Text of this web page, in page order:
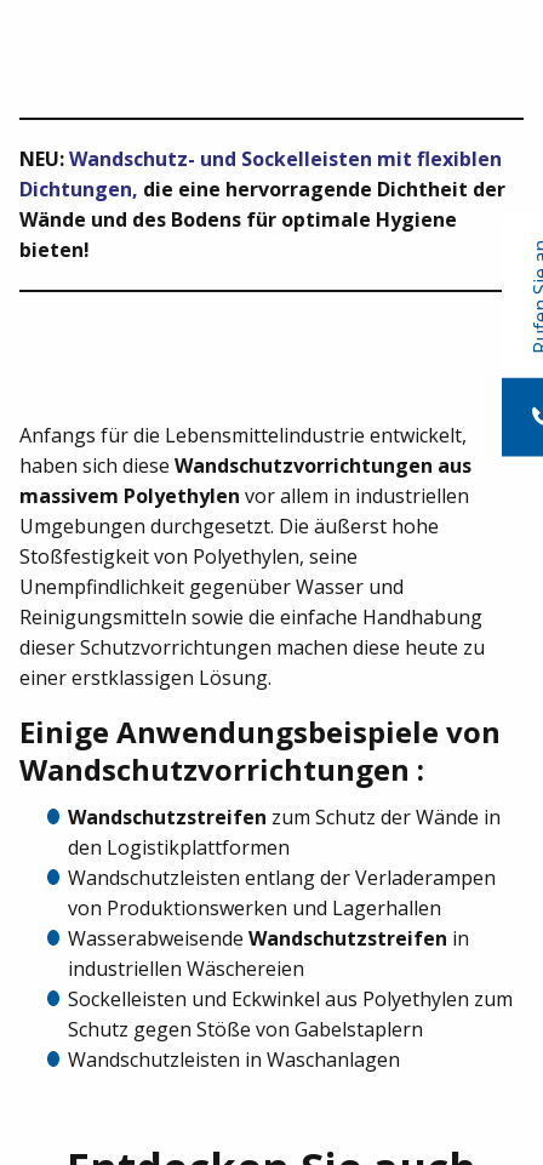
NEU:Wandschutz- und Sockelleisten mit flexiblen
Dichtungen, die eine hervorragende Dichtheit der
Wände und des Bodens für optimale Hygiene
bieten!
Anfangs für die Lebensmittelindustrie entwickelt,
haben sich diese Wandschutzvorrichtungen aus
massivem Polyethylen vor allem in industriellen
Umgebungen durchgesetzt. Die äußerst hohe
Stoßfestigkeit von Polyethylen, seine
Unempfindlichkeit gegenüber Wasser und
Reinigungsmitteln sowie die einfache Handhabung
dieser Schutzvorrichtungen machen diese heute zu
einer erstklassigen Lösung.
Einige Anwendungsbeispiele von
Wandschutzvorrichtungen :
Wandschutzstreifen zum Schutz der Wände in
den Logistikplattformen
Wandschutzleisten entlang der Verladerampen
von Produktionswerken und Lagerhallen
Wasserabweisende Wandschutzstreifen in
industriellen Wäschereien
Sockelleisten und Eckwinkel aus Polyethylen zum
Schutz gegen Stöße von Gabelstaplern
Wandschutzleisten in Waschanlagen